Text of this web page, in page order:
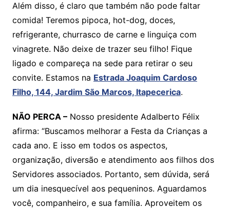
Além disso, é claro que também não pode faltar
comida! Teremos pipoca, hot-dog, doces,
refrigerante, churrasco de carne e linguiça com
vinagrete. Não deixe de trazer seu filho! Fique
ligado e compareça na sede para retirar o seu
convite. Estamos na Estrada Joaquim Cardoso
Filho, 144, Jardim São Marcos, Itapecerica.
NÃO PERCA –Nosso presidente Adalberto Félix
afirma: “Buscamos melhorar a Festa da Crianças a
cada ano. E isso em todos os aspectos,
organização, diversão e atendimento aos filhos dos
Servidores associados. Portanto, sem dúvida, será
um dia inesquecível aos pequeninos. Aguardamos
você, companheiro, e sua família. Aproveitem os